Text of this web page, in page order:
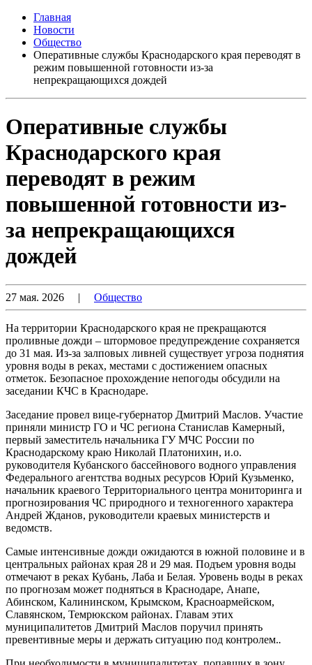
Главная
Новости
Общество
Оперативные службы Краснодарского края переводят в
режим повышенной готовности из-за
непрекращающихся дождей
Оперативные службы
Краснодарского края
переводят в режим
повышенной готовности из-
за непрекращающихся
дождей
27 мая. 2026 | Общество
На территории Краснодарского края не прекращаются
проливные дожди – штормовое предупреждение сохраняется
до 31 мая. Из-за залповых ливней существует угроза поднятия
уровня воды в реках, местами с достижением опасных
отметок. Безопасное прохождение непогоды обсудили на
заседании КЧС в Краснодаре.
Заседание провел вице-губернатор Дмитрий Маслов. Участие
приняли министр ГО и ЧС региона Станислав Камерный,
первый заместитель начальника ГУ МЧС России по
Краснодарскому краю Николай Платонихин, и.о.
руководителя Кубанского бассейнового водного управления
Федерального агентства водных ресурсов Юрий Кузьменко,
начальник краевого Территориального центра мониторинга и
прогнозирования ЧС природного и техногенного характера
Андрей Жданов, руководители краевых министерств и
ведомств.
Самые интенсивные дожди ожидаются в южной половине и в
центральных районах края 28 и 29 мая. Подъем уровня воды
отмечают в реках Кубань, Лаба и Белая. Уровень воды в реках
по прогнозам может подняться в Краснодаре, Анапе,
Абинском, Калининском, Крымском, Красноармейском,
Славянском, Темрюкском районах. Главам этих
муниципалитетов Дмитрий Маслов поручил принять
превентивные меры и держать ситуацию под контролем..